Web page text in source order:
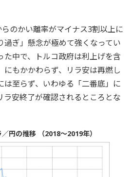
のかい離率がマイナス3割以上に
過ぎ」懸念が極めて強くなってい
た中で、トルコ政府は利上げを含
にもかかわらず、リラ安は再燃し
は至らず、いわゆる「二番底」に
ラ安終了が確認されるところとな
／円の推移 （2018～2019年）